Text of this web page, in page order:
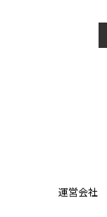
運営会社